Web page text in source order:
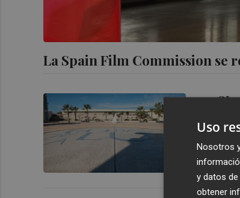
La Spain Film Commission se
La
casi
Uso
Nosotros
y datos
obtener